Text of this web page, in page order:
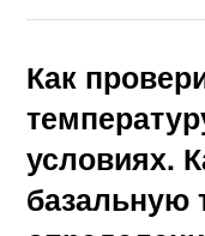
Как
условиях.
базальную